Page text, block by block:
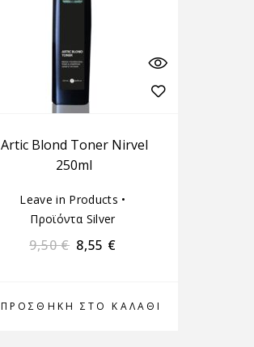
ΠΡΟΣΘΉΚΗ ΣΤΟ ΚΑΛΆΘΙ
Artic Blond Toner Nirvel
250ml
Leave in Products •
Προϊόντα Silver
9,50€ 8,55 €